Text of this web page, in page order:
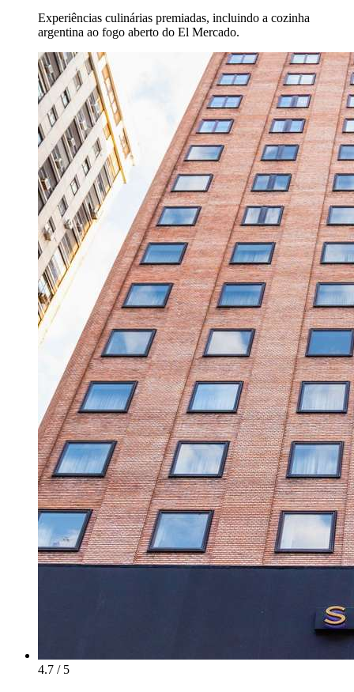
Experiências culinárias premiadas, incluindo a cozinha
argentina ao fogo aberto do El Mercado.
4.7 / 5